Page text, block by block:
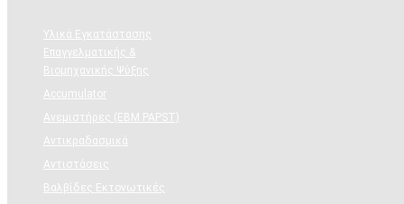
Υλικά Εγκατάστασης
Επαγγελματικής &
Βιομηχανικής Ψύξης
Accumulator
Ανεμιστήρες (ΕΒΜ PAPST)
Αντικραδασμικά
Αντιστάσεις
Βαλβίδες Εκτονωτικές